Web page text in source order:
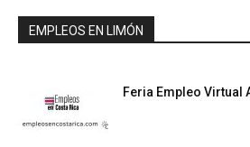
EMPLEOS EN LIMÓN
Feria Empleo Virtual